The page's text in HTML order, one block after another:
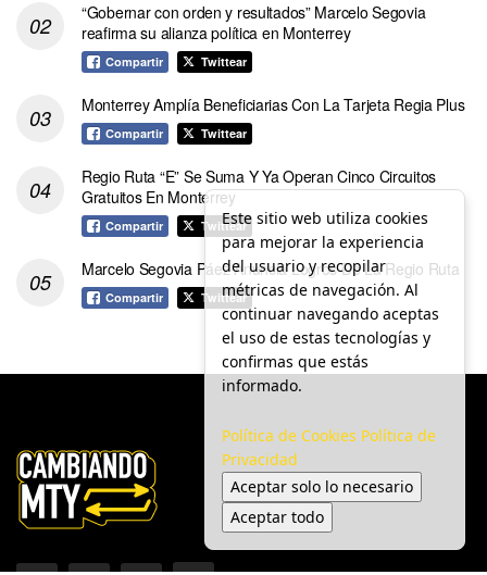
“Gobernar con orden y resultados” Marcelo Segovia
reafirma su alianza política en Monterrey
Compartir Twittear
Monterrey Amplía Beneficiarias Con La Tarjeta Regia Plus
Compartir Twittear
Regio Ruta “E” Se Suma Y Ya Operan Cinco Circuitos
Gratuitos En Monterrey
Compartir Twittear
Marcelo Segovia Páez Anuncia Logros De La Regio Ruta
Compartir Twittear
Este sitio web utiliza cookies
para mejorar la experiencia
del usuario y recopilar
métricas de navegación. Al
continuar navegando aceptas
el uso de estas tecnologías y
confirmas que estás
informado.
Política de Cookies Política de
Privacidad
Aceptar solo lo necesario
Aceptar todo